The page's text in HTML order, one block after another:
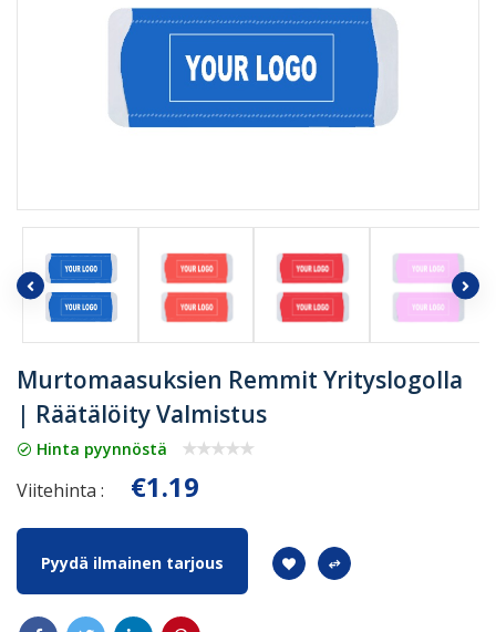
Murtomaasuksien Remmit Yrityslogolla
| Räätälöity Valmistus
Hinta pyynnöstä
Viitehinta : €1.19
Pyydä ilmainen tarjous